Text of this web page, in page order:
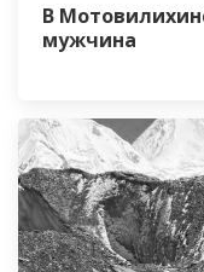
В
мужчина